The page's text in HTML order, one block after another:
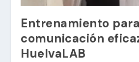
Entrenamiento
comunicación
HuelvaLAB